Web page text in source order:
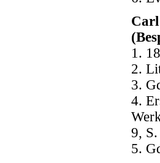
1.
2.
3.
4.
9,
5.